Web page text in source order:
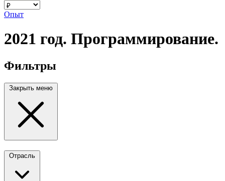
Опыт
2021 год. Программирование.
Фильтры
Закрыть меню
Отрасль